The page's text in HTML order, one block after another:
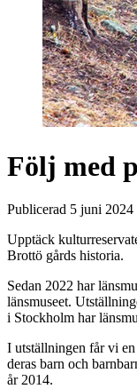
Följ med
Publicerad 5 juni 2024
Upptäck
Brottö gårds historia.
Sedan 2022 har
länsmuseet.
i Stockholm har
I utställningen får vi en
deras barn och
år 2014.